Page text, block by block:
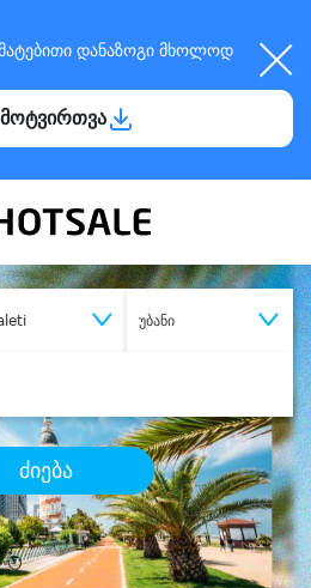
დანაზოგი მხოლოდ
უბანი
ძიება
მომსახურება
დანაზოგით